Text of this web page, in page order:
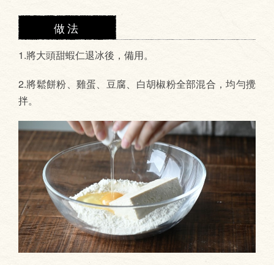
做法
1.將大頭甜蝦仁退冰後，備用。
2.將鬆餅粉、雞蛋、豆腐、白胡椒粉全部混合，均勻攪
拌。